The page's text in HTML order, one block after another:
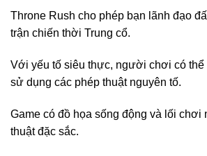
Throne Rush cho phép bạn lãnh đạo
trận chiến thời Trung cổ.
Với yếu tố siêu thực, người chơi có thể
sử dụng các phép thuật nguyên tố.
Game có đồ họa sống động và lối chơi
thuật đặc sắc.